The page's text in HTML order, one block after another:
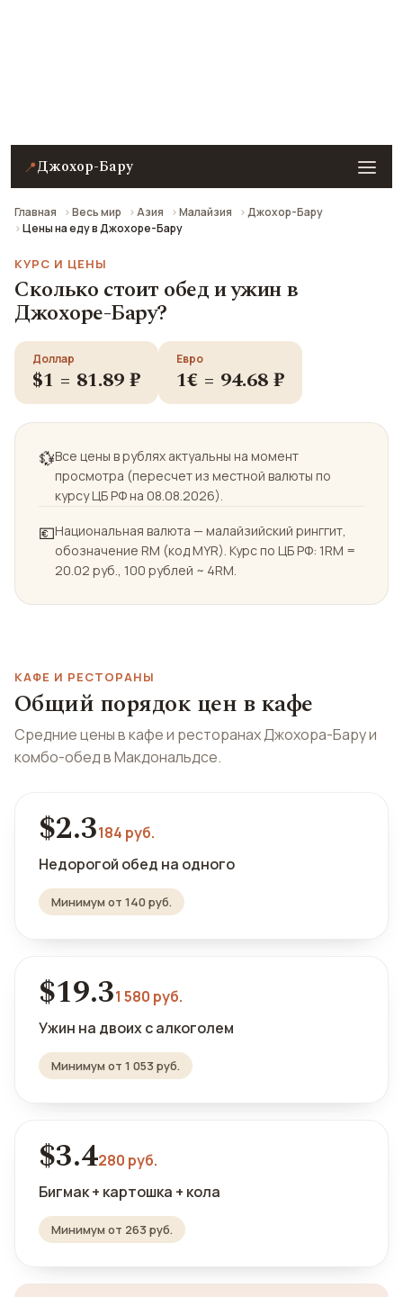
📍Джохор-Бару
Главная Весь мир Азия Малайзия
Джохор-Бару
Цены на еду в Джохоре-Бару
КУРС И ЦЕНЫ
Сколько стоит обед и ужин в
Джохоре-Бару?
Доллар
$1 = 81.89 ₽
Евро
1€ = 94.68 ₽
💱Все цены в рублях актуальны на момент
просмотра (пересчет из местной валюты по
курсу ЦБ РФ на 08.08.2026).
💶Национальная валюта — малайзийский ринггит,
обозначение RM (код MYR). Курс по ЦБ РФ: 1RM =
20.02 руб., 100 рублей ~ 4RM.
КАФЕ И РЕСТОРАНЫ
Общий порядок цен в кафе
Средние цены в кафе и ресторанах Джохора-Бару и
комбо-обед в Макдональдсе.
$2.3184 руб.
Недорогой обед на одного
Минимум от 140 руб.
$19.31 580 руб.
Ужин на двоих с алкоголем
Минимум от 1 053 руб.
$3.4280 руб.
Бигмак + картошка + кола
Минимум от 263 руб.